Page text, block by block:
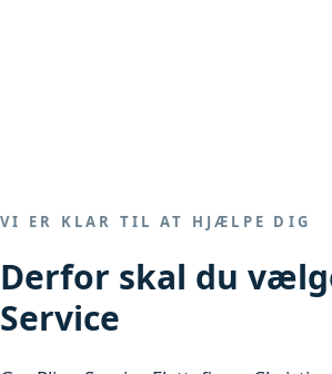
VI ER KLAR TIL AT HJÆLPE DIG
Derfor skal du
Service